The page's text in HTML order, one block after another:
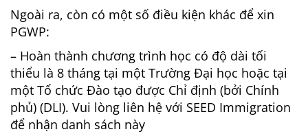
Ngoài ra, còn có một số điều kiện khác để xin
PGWP:
– Hoàn thành chương trình học có độ dài tối
thiểu là 8 tháng tại một Trường Đại học hoặc tại
một Tổ chức Đào tạo được Chỉ định (bởi Chính
phủ) (DLI). Vui lòng liên hệ với SEED Immigration
để nhận danh sách này